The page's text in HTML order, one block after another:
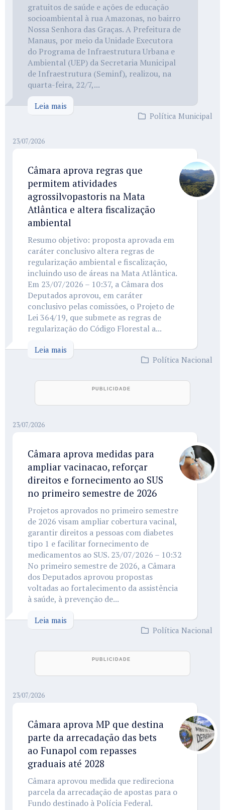
gratuitos de saúde e ações de educação
socioambiental à rua Amazonas, no bairro
Nossa Senhora das Graças. A Prefeitura de
Manaus, por meio da Unidade Executora
do Programa de Infraestrutura Urbana e
Ambiental (UEP) da Secretaria Municipal
de Infraestrutura (Seminf), realizou, na
quarta-feira, 22/7,...
Leia mais
Política Municipal
23/07/2026
Câmara aprova regras que
permitem atividades
agrossilvopastoris na Mata
Atlântica e altera fiscalização
ambiental
Resumo objetivo: proposta aprovada em
caráter conclusivo altera regras de
regularização ambiental e fiscalização,
incluindo uso de áreas na Mata Atlântica.
Em 23/07/2026 – 10:37, a Câmara dos
Deputados aprovou, em caráter
conclusivo pelas comissões, o Projeto de
Lei 364/19, que submete as regras de
regularização do Código Florestal a...
Leia mais
Política Nacional
23/07/2026
Câmara aprova medidas para
ampliar vacinacao, reforçar
direitos e fornecimento ao SUS
no primeiro semestre de 2026
Projetos aprovados no primeiro semestre
de 2026 visam ampliar cobertura vacinal,
garantir direitos a pessoas com diabetes
tipo 1 e facilitar fornecimento de
medicamentos ao SUS. 23/07/2026 – 10:32
No primeiro semestre de 2026, a Câmara
dos Deputados aprovou propostas
voltadas ao fortalecimento da assistência
à saúde, à prevenção de...
Leia mais
Política Nacional
23/07/2026
Câmara aprova MP que destina
parte da arrecadação das bets
ao Funapol com repasses
graduais até 2028
Câmara aprovou medida que redireciona
parcela da arrecadação de apostas para o
Fundo destinado à Polícia Federal.